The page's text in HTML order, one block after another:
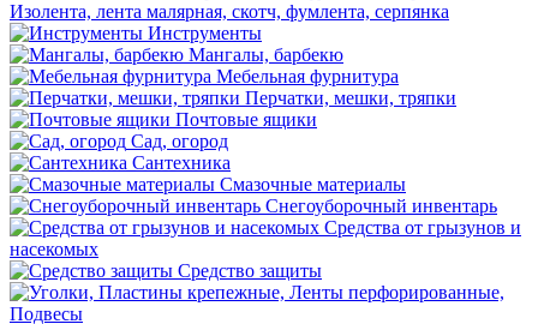
Изолента, лента малярная, скотч, фумлента, серпянка
Инструменты
Мангалы, барбекю
Мебельная фурнитура
Перчатки, мешки, тряпки
Почтовые ящики
Сад, огород
Сантехника
Смазочные материалы
Снегоуборочный инвентарь
Средства от грызунов и
насекомых
Средство защиты